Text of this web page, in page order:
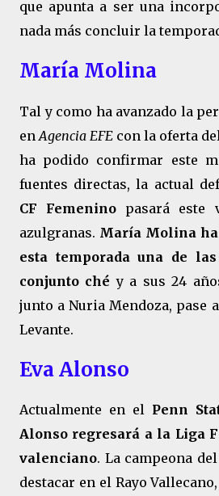
que apunta a ser una
nada más concluir la
María Molina
Tal y como ha avanzado la
en Agencia EFE con la oferta
ha podido confirmar este
fuentes directas, la actual
CF Femenino pasará este
azulgranas. María Molina
esta temporada una de
conjunto ché y a sus 24
junto a Nuria Mendoza, pase
Levante.
Eva Alonso
Actualmente en el Penn
Alonso regresará a la Liga
valenciano. La campeona
destacar en el Rayo